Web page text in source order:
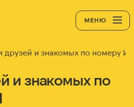
МЕНЮ
друзей и знакомых по номеру
и знакомых по